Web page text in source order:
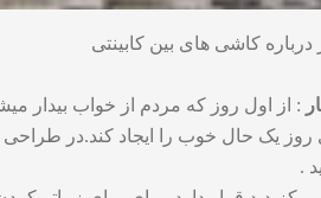
کاشی های بین کابینتی
: از اول روز که مردم از خواب بیدار
روز یک حال خوب را ایجاد کند.در
.